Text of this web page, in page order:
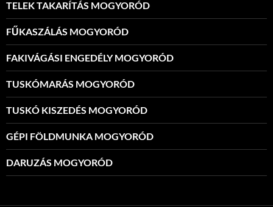
TELEK TAKARÍTÁS MOGYORÓD
FŰKASZÁLÁS MOGYORÓD
FAKIVÁGÁSI ENGEDÉLY MOGYORÓD
TUSKÓMARÁS MOGYORÓD
TUSKÓ KISZEDÉS MOGYORÓD
GÉPI FÖLDMUNKA MOGYORÓD
DARUZÁS MOGYORÓD